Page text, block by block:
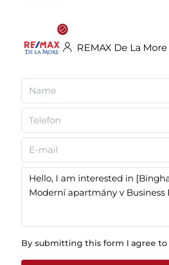
REMAX De La More
By submitting this form I agree to